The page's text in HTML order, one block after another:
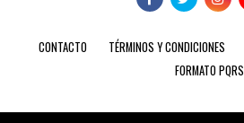
CONTACTO TÉRMINOS Y CONDICIONES
FORMATO PQRS